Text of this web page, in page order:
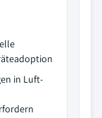
in Luft-